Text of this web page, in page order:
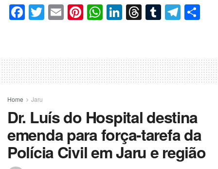
F
a
e
b
o
o
k
T
wi
er
E
m
Pi
nt
e
st
W
h
s
A
p
Li
n
e
dI
n
T
hr
a
d
s
T
u
bl
r
T
el
gr
a
m
p
ar
til
Home Jaru
Dr. Luís do Hospital destina
emenda para força-tarefa da
Polícia Civil em Jaru e região